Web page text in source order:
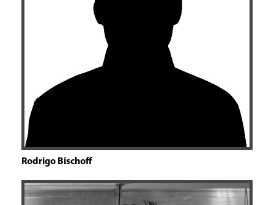
Rodrigo Bischoff